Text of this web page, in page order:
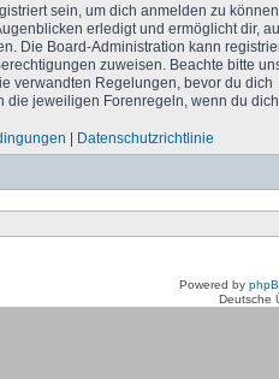
sein, um dich anmelden zu
erledigt und ermöglicht dir,
Die Board-Administration kann
zuweisen. Beachte bitte
verwandten Regelungen, bevor du dich
die jeweiligen Forenregeln, wenn du
Datenschutzrichtlinie
Powered by
Deutsche